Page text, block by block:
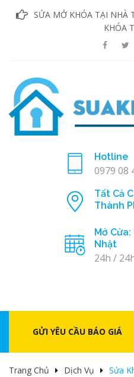
SỬA MỞ KHÓA TẠI NHÀ
KHÓA
Hotline
0979 08
Tất Cả
Thành
Mở
Nhật
24h /
GỬI YÊU CẦU BÁO GIÁ
Trang Chủ Dịch Vụ Sửa